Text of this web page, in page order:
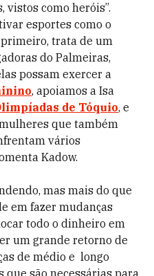
vistos como heróis”.
esportes como o
trata de um
do Palmeiras,
possam exercer a
, apoiamos a Isa
de Tóquio, e
que também
vários
Kadow.
mas mais do que
em fazer mudanças
todo o dinheiro em
um grande retorno de
de médio e longo
que são necessárias para